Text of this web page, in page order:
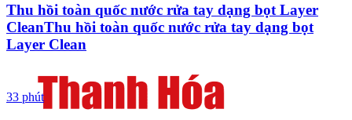
Thu hồi toàn quốc nước rửa tay dạng bọt Layer
CleanThu hồi toàn quốc nước rửa tay dạng bọt
Layer Clean
33 phút